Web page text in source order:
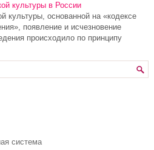
культуры в России
культуры, основанной на «кодексе
появление и исчезновение
происходило по принципу
система